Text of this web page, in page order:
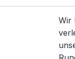
Wir